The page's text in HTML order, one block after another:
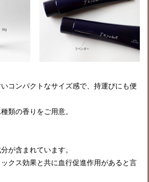
コンパクトなサイズ感で、持運びにも便
類の香りをご用意。
が含まれています。
ックス効果と共に血行促進作用があると言